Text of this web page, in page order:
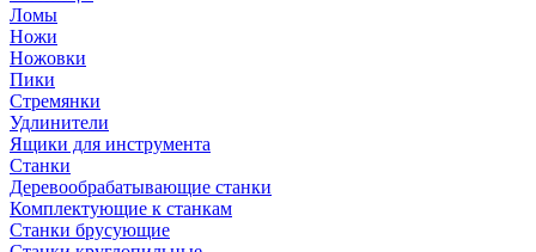
Ломы
Ножи
Ножовки
Пики
Стремянки
Удлинители
Ящики для инструмента
Станки
Деревообрабатывающие станки
Комплектующие к станкам
Станки брусующие